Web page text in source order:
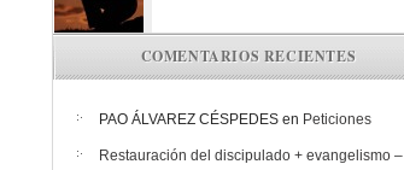
COMENTARIOS RECIENTES
PAO ÁLVAREZ CÉSPEDES en Peticiones
Restauración del discipulado + evangelismo –